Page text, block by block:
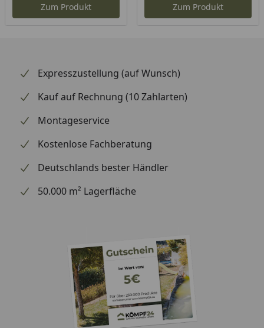
Zum Produkt Zum Produkt
Expresszustellung (auf Wunsch)
Kauf auf Rechnung (10 Zahlarten)
Montageservice
Kostenlose Fachberatung
Deutschlands bester Händler
50.000 m² Lagerfläche